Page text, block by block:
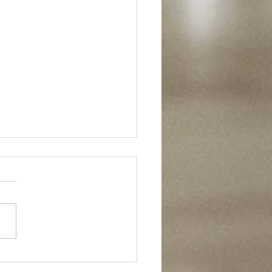
eGym Trainingszirkel
Der brandneue
und der...